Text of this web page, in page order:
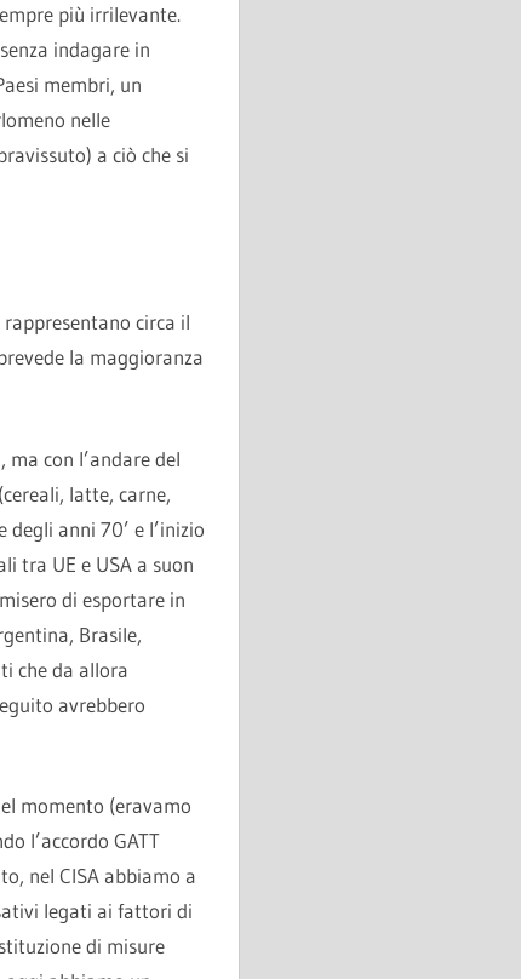
più irrilevante.
indagare in
membri, un
nelle
a ciò che si
circa il
la maggioranza
con l’andare del
latte, carne,
anni 70’ e l’inizio
tra UE e USA a suon
di esportare in
Brasile,
che da allora
avrebbero
momento (eravamo
l’accordo GATT
nel CISA abbiamo a
legati ai fattori di
di misure